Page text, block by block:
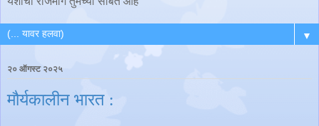
▼
२० ऑगस्ट २०२५
मौर्यकालीन भारत :